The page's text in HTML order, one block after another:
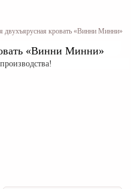
двухъярусная кровать «Винни Минни»
«Винни Минни»